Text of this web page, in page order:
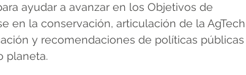
ayudar a avanzar en los Objetivos de
en la conservación, articulación de la AgTech
y recomendaciones de políticas públicas
planeta.